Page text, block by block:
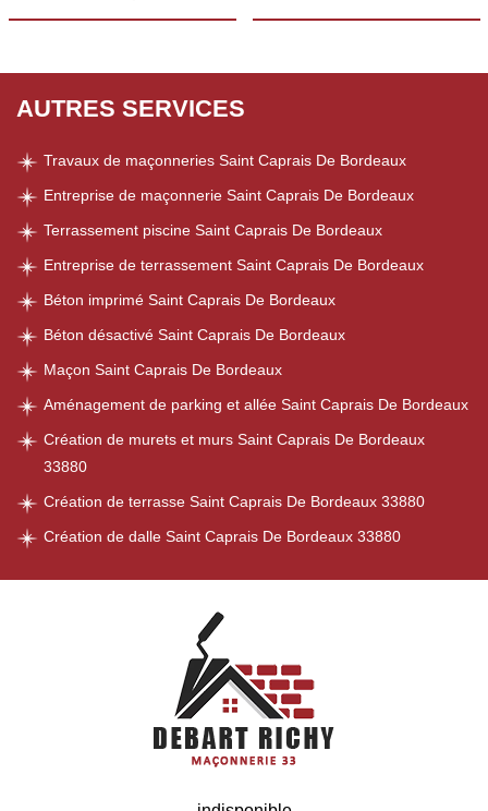
AUTRES SERVICES
Travaux de maçonneries Saint Caprais De Bordeaux
Entreprise de maçonnerie Saint Caprais De Bordeaux
Terrassement piscine Saint Caprais De Bordeaux
Entreprise de terrassement Saint Caprais De Bordeaux
Béton imprimé Saint Caprais De Bordeaux
Béton désactivé Saint Caprais De Bordeaux
Maçon Saint Caprais De Bordeaux
Aménagement de parking et allée Saint Caprais De Bordeaux
Création de murets et murs Saint Caprais De Bordeaux
33880
Création de terrasse Saint Caprais De Bordeaux 33880
Création de dalle Saint Caprais De Bordeaux 33880